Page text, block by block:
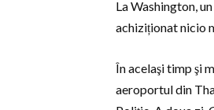
La Washington,
achiziționat nicio
În acelaşi timp şi
aeroportul din